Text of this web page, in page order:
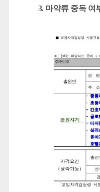
3. 마약류 중독 여